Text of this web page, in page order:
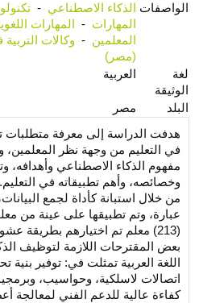
الواصفات الذكاء الاصطناعي -
المهارات - المهارات
المعلمين - وكالات
(مصر)
لغة
الوثيقة
العربية
البلد
مصر
هدفت الدراسة إلى معرفة متطلبات
في التعليم من وجهة نظر
مفهوم الذكاء الاصطناعي وأهدافه،
وخصائصه، وأهم تطبيقاته في
عبارة، وتم تطبيقها على عينة من
(213) معلم تم اختيارهم بطريقة
بعض المقترحات اللازمة لتوظيف
اللغة العربية تمثلت في: توفير بنية
اتصالات لاسلكية، وحواسيب،
كفاءة عالية للدعم الفني لمعالجة